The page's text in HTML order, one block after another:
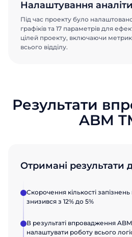
Налаштування
Під час проекту було
графіків та 17 параметрів для
цілей проекту, включаючи
всього відділу.
Результати
ABM
Отримані результати
Скорочення кількості
знизився з 12% до 5%
В результаті впровадження
налаштувати роботу всього